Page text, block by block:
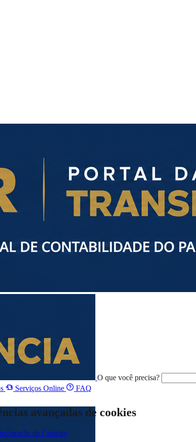
O que você precisa?
Serviços Online FAQ
avançadas de cookies
de Cookies